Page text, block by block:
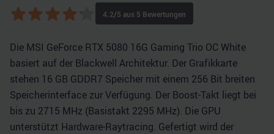
4.2/5 aus 5 Bewertungen
Die MSI GeForce RTX 5080 16G Gaming Trio OC White
basiert auf der Blackwell Architektur. Der Grafikkarte
stehen 16 GB GDDR7 Speicher mit einem 256 Bit breiten
Speicherinterface zur Verfügung. Der Boost-Takt liegt bei
bis zu 2715 MHz (Basistakt 2295 MHz). Die GPU
unterstützt Hardware-Raytracing. Gefertigt wird der